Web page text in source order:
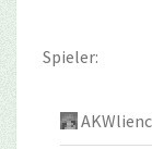
Spieler: